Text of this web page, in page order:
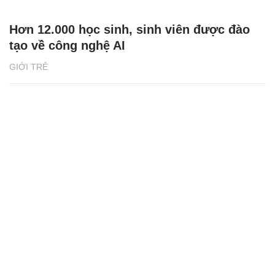
GIỚI TRẺ
Hơn 12.000 học sinh, sinh viên được đào
tạo về công nghệ AI